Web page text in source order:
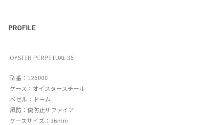
PROFILE
OYSTER PERPETUAL 36
型番：126000
ケース：オイスタースチール
ベゼル：ドーム
風防：傷防止サファイア
ケースサイズ：36mm